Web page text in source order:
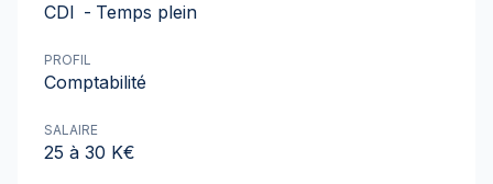
CDI - Temps plein
PROFIL
Comptabilité
SALAIRE
25 à 30 K€